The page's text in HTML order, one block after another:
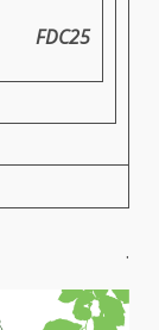
FDC25
.